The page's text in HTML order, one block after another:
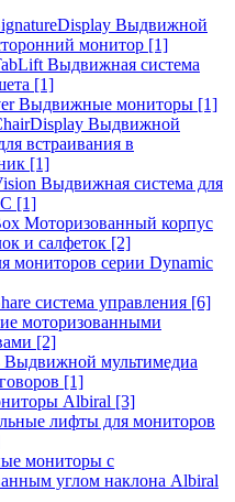
Выдвижной
монитор [1]
Выдвижная система
[1]
Выдвижные мониторы [1]
Выдвижной
встраивания в
[1]
Выдвижная система для
[1]
Моторизованный корпус
и салфеток [2]
мониторов серии Dynamic
система управления [6]
моторизованными
[2]
Выдвижной мультимедиа
[1]
Albiral [3]
лифты для мониторов
мониторы с
углом наклона Albiral